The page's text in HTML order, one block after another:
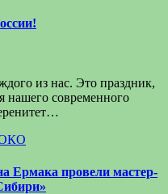
из нас. Это праздник,
современного
ОКО
Ермака провели мастер-